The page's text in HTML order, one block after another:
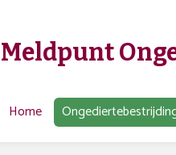
Meldpunt
Home